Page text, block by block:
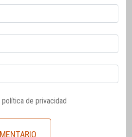
política de privacidad